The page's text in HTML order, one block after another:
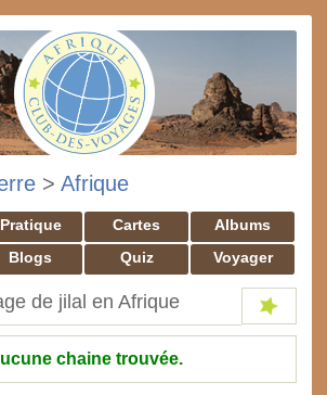
> Afrique
Pratique Cartes
Albums
Blogs Quiz Voyager
de jilal en Afrique
chaine trouvée.